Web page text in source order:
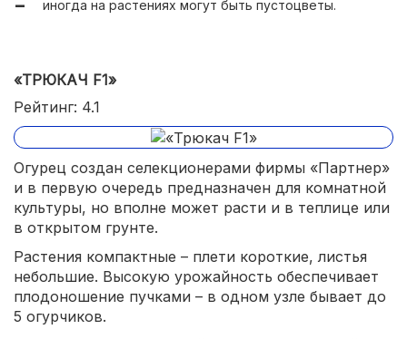
иногда на растениях могут быть пустоцветы.
«ТРЮКАЧ F1»
Рейтинг: 4.1
Огурец создан селекционерами фирмы «Партнер»
и в первую очередь предназначен для комнатной
культуры, но вполне может расти и в теплице или
в открытом грунте.
Растения компактные – плети короткие, листья
небольшие. Высокую урожайность обеспечивает
плодоношение пучками – в одном узле бывает до
5 огурчиков.